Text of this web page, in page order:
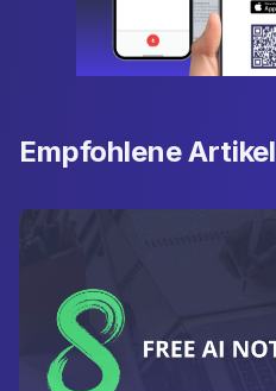
Empfohlene Artikel